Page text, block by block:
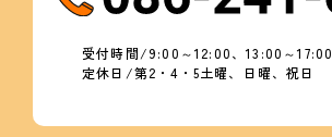
受付時間/9:00～12:00、13:00～17:00
定休日/第2・4・5土曜、日曜、祝日